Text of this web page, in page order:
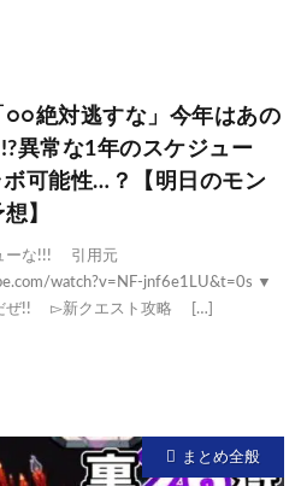
○○絶対逃すな」今年はあの
異常な1年のスケジュー
可能性…？【明日のモン
】
ーな!!! 引用元
watch?v=NF-jnf6e1LU&t=0s ▼
ぜ!! ▻新クエスト攻略 […]
まとめ全般